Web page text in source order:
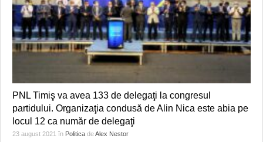
PNL Timiş va avea 133 de delegaţi la congresul
partidului. Organizaţia condusă de Alin Nica este abia pe
locul 12 ca număr de delegaţi
23 august 2021 în Politica deAlex Nestor